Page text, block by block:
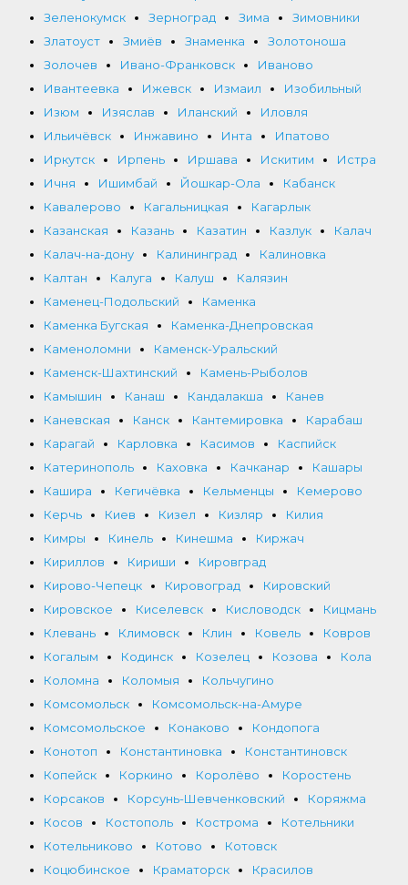
Зеленокумск
Зерноград Зима
Зимовники
Златоуст
Змиёв Знаменка
Золотоноша
Золочев
Ивано-Франковск
Иваново
Ивантеевка
Ижевск Измаил
Изобильный
Изюм
Изяслав Иланский
Иловля
Ильичёвск
Инжавино Инта
Ипатово
Иркутск
Ирпень Иршава Искитим
Истра
Ичня
Ишимбай Йошкар-Ола
Кабанск
Кавалерово
Кагальницкая
Кагарлык
Казанская
Казань Казатин Казлук
Калач
Калач-на-дону
Калининград
Калиновка
Калтан
Калуга Калуш
Калязин
Каменец-Подольский
Каменка
Каменка Бугская
Каменка-Днепровская
Каменоломни
Каменск-Уральский
Каменск-Шахтинский
Камень-Рыболов
Камышин
Канаш Кандалакша
Канев
Каневская
Канск Кантемировка
Карабаш
Карагай
Карловка Касимов
Каспийск
Катеринополь
Каховка Качканар
Кашары
Кашира
Кегичёвка Кельменцы
Кемерово
Керчь
Киев Кизел Кизляр
Килия
Кимры
Кинель Кинешма
Киржач
Кириллов
Кириши
Кировград
Кирово-Чепецк
Кировоград
Кировский
Кировское
Киселевск Кисловодск
Кицмань
Клевань
Климовск Клин Ковель
Ковров
Когалым
Кодинск Козелец Козова
Кола
Коломна
Коломыя
Кольчугино
Комсомольск
Комсомольск-на-Амуре
Комсомольское
Конаково
Кондопога
Конотоп
Константиновка
Константиновск
Копейск
Коркино Королёво
Коростень
Корсаков
Корсунь-Шевченковский
Коряжма
Косов
Костополь Кострома
Котельники
Котельниково
Котово
Котовск
Коцюбинское
Краматорск
Красилов